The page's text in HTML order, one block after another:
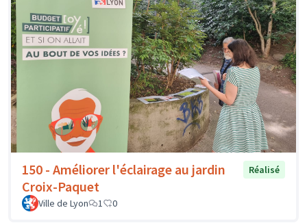
150 - Améliorer l'éclairage au jardin
Croix-Paquet
Réalisé
Ville de Lyon 1 0